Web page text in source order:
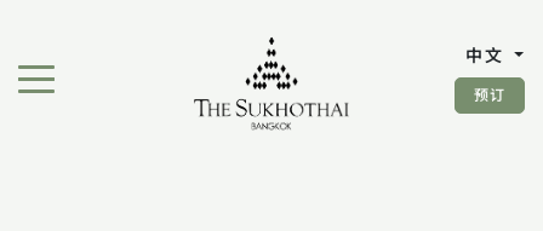
中文
预订
切换导航"